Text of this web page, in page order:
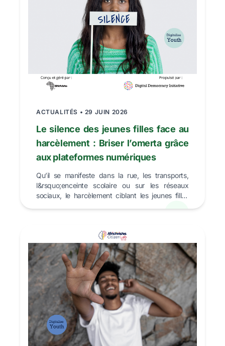
ACTUALITÉS • 29 JUIN 2026
Le silence des jeunes filles face au
harcèlement : Briser l’omerta grâce
aux plateformes numériques
Qu’il se manifeste dans la rue, les transports,
l&rsquo;enceinte scolaire ou sur les réseaux
sociaux, le harcèlement ciblant les jeunes filles